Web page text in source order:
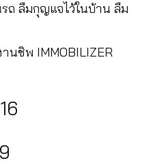
ถ ลืมกุญแจไว้ในบ้าน ลืม
นชิพ IMMOBILIZER